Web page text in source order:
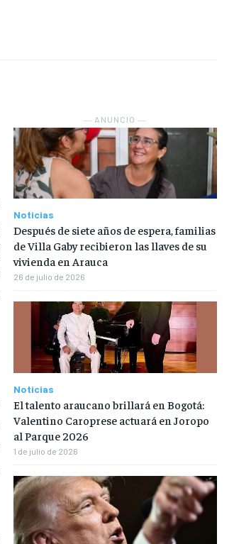
― ANUNCIO ―
Noticias
Después de siete años de espera, familias
de Villa Gaby recibieron las llaves de su
vivienda en Arauca
26 de julio de 2026
Noticias
El talento araucano brillará en Bogotá:
Valentino Caroprese actuará en Joropo
al Parque 2026
1 de julio de 2026